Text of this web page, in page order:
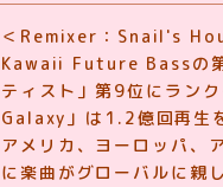
＜Remixer：Snail's
Kawaii Future Bassの
ティスト」第9位にラン
Galaxy」は1.2億回再生
アメリカ、ヨーロッパ、
に楽曲がグローバルに親